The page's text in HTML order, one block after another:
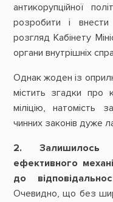
антикорупційної
розробити і
розгляд Кабінету
органи внутрішніх
Однак жоден із
містить згадки про
міліцію, натомість
чинних законів дуже
2. Залишилось
ефективного
до
Очевидно, що без